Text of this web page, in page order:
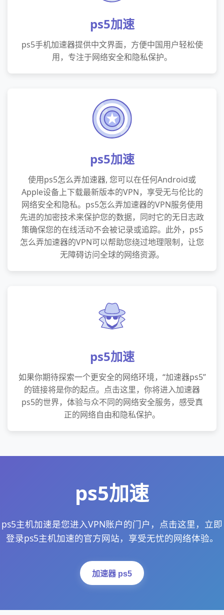
ps5加速
ps5手机加速器提供中文界面，方便中国用户轻松使
用，专注于网络安全和隐私保护。
ps5加速
使用ps5怎么弄加速器, 您可以在任何Android或
Apple设备上下载最新版本的VPN，享受无与伦比的
网络安全和隐私。ps5怎么弄加速器的VPN服务使用
先进的加密技术来保护您的数据，同时它的无日志政
策确保您的在线活动不会被记录或追踪。此外，ps5
怎么弄加速器的VPN可以帮助您绕过地理限制，让您
无障碍访问全球的网络资源。
ps5加速
如果你期待探索一个更安全的网络环境，“加速器ps5”
的链接将是你的起点。点击这里，你将进入加速器
ps5的世界，体验与众不同的网络安全服务，感受真
正的网络自由和隐私保护。
ps5加速
ps5主机加速是您进入VPN账户的门户，点击这里，立即
登录ps5主机加速的官方网站，享受无忧的网络体验。
加速器 ps5